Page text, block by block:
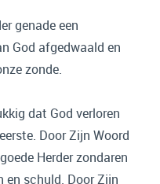
genade een
God afgedwaald en
zonde.
dat God verloren
Door Zijn Woord
Herder zondaren
en schuld. Door Zijn